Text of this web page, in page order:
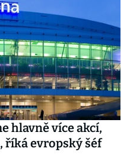
hlavně více akcí,
říká evropský šéf